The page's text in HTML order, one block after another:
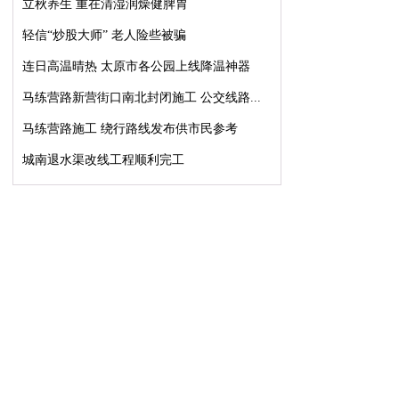
立秋养生 重在清湿润燥健脾胃
轻信“炒股大师” 老人险些被骗
连日高温晴热 太原市各公园上线降温神器
马练营路新营街口南北封闭施工 公交线路...
马练营路施工 绕行路线发布供市民参考
城南退水渠改线工程顺利完工